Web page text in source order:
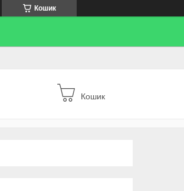
Кошик
Кошик